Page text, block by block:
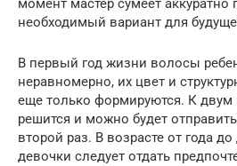
момент мастер сумеет аккуратно
необходимый вариант для
В первый год жизни волосы
неравномерно, их цвет и
еще только формируются. К двум
решится и можно будет
второй раз. В возрасте от года
девочки следует отдать